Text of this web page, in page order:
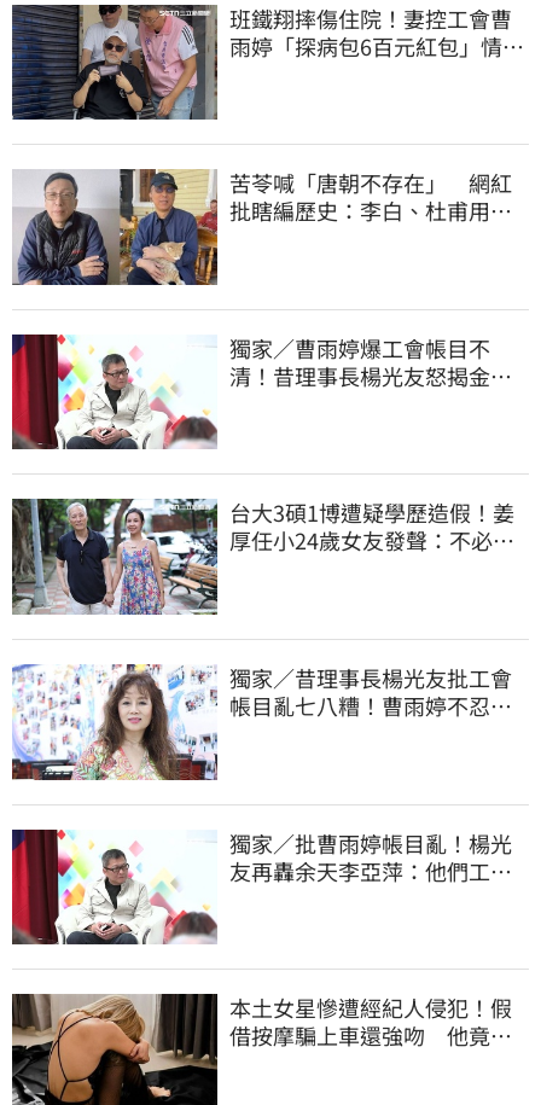
班鐵翔摔傷住院！妻控工會曹
雨婷「探病包6百元紅包」情
苦苓喊「唐朝不存在」 網紅
批瞎編歷史：李白、杜甫用鮮
獨家／曹雨婷爆工會帳目不
清！昔理事長楊光友怒揭金流
台大3碩1博遭疑學歷造假！姜
厚任小24歲女友發聲：不必證
獨家／昔理事長楊光友批工會
帳目亂七八糟！曹雨婷不忍
獨家／批曹雨婷帳目亂！楊光
友再轟余天李亞萍：他們工會
本土女星慘遭經紀人侵犯！假
借按摩騙上車還強吻 他竟反